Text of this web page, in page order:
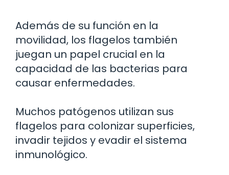
Además de su función en la
movilidad, los flagelos también
juegan un papel crucial en la
capacidad de las bacterias para
causar enfermedades.
Muchos patógenos utilizan sus
flagelos para colonizar superficies,
invadir tejidos y evadir el sistema
inmunológico.